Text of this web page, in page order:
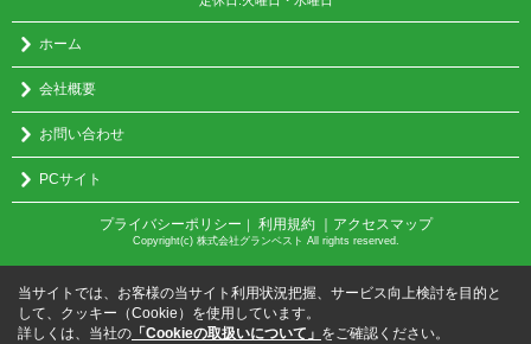
ホーム
会社概要
お問い合わせ
PCサイト
プライバシーポリシー ｜ 利用規約 ｜アクセスマップ
Copyright(c) 株式会社グランベスト All rights reserved.
当サイトでは、お客様の当サイト利用状況把握、サービス向上検討を目的と
して、クッキー（Cookie）を使用しています。
詳しくは、当社の 「Cookieの取扱いについて」 をご確認ください。